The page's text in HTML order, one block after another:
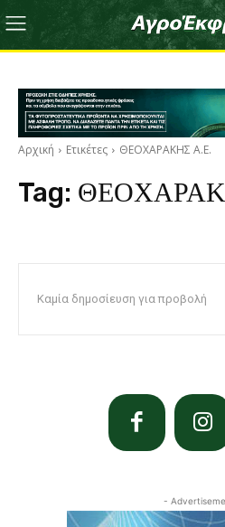
Αρχική Ετικέτες ΘΕΟΧΑΡΑΚΗΣ Α.Ε.
Tag:
Καμία δημοσίευση για προβολή
-